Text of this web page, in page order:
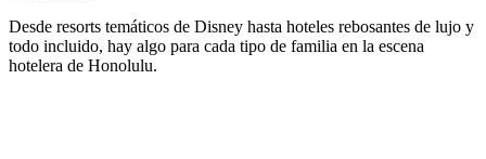
Desde resorts temáticos de Disney hasta hoteles rebosantes de lujo y
todo incluido, hay algo para cada tipo de familia en la escena
hotelera de Honolulu.